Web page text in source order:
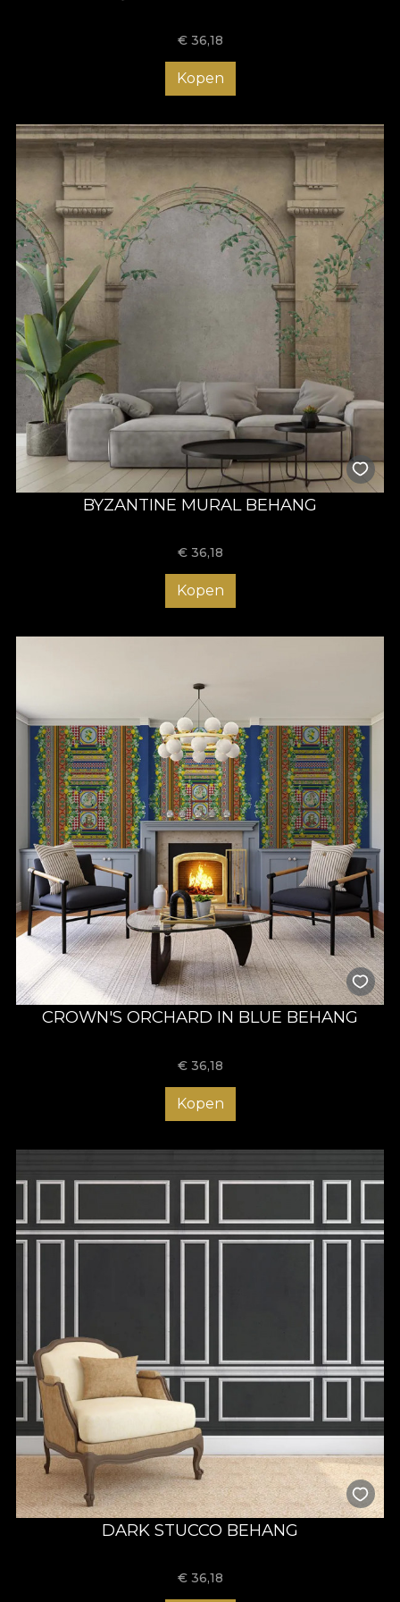
tapetele VLAdiLA te ajută să impresionezi de la primul pas în
casă. Comandă acum tapetul potrivit pentru holul tău și bucură-
te de o atmosferă care să-ți aducă zâmbetul pe buze de
fiecare dată când ajungi acasă!
€ 36,18
Kopen
BYZANTINE MURAL BEHANG
€ 36,18
Kopen
CROWN'S ORCHARD IN BLUE BEHANG
€ 36,18
Kopen
DARK STUCCO BEHANG
€ 36,18